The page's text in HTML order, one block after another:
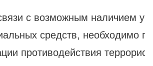
с возможным наличием у
средств, необходимо
противодействия